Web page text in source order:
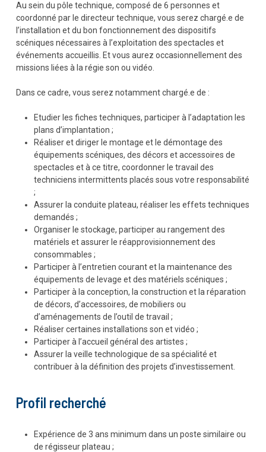
Au sein du pôle technique, composé de 6 personnes et
coordonné par le directeur technique, vous serez chargé.e de
l’installation et du bon fonctionnement des dispositifs
scéniques nécessaires à l’exploitation des spectacles et
événements accueillis. Et vous aurez occasionnellement des
missions liées à la régie son ou vidéo.
Dans ce cadre, vous serez notamment chargé.e de :
Etudier les fiches techniques, participer à l’adaptation les
plans d’implantation ;
Réaliser et diriger le montage et le démontage des
équipements scéniques, des décors et accessoires de
spectacles et à ce titre, coordonner le travail des
techniciens intermittents placés sous votre responsabilité
;
Assurer la conduite plateau, réaliser les effets techniques
demandés ;
Organiser le stockage, participer au rangement des
matériels et assurer le réapprovisionnement des
consommables ;
Participer à l’entretien courant et la maintenance des
équipements de levage et des matériels scéniques ;
Participer à la conception, la construction et la réparation
de décors, d’accessoires, de mobiliers ou
d’aménagements de l’outil de travail ;
Réaliser certaines installations son et vidéo ;
Participer à l’accueil général des artistes ;
Assurer la veille technologique de sa spécialité et
contribuer à la définition des projets d’investissement.
Profil recherché
Expérience de 3 ans minimum dans un poste similaire ou
de régisseur plateau ;